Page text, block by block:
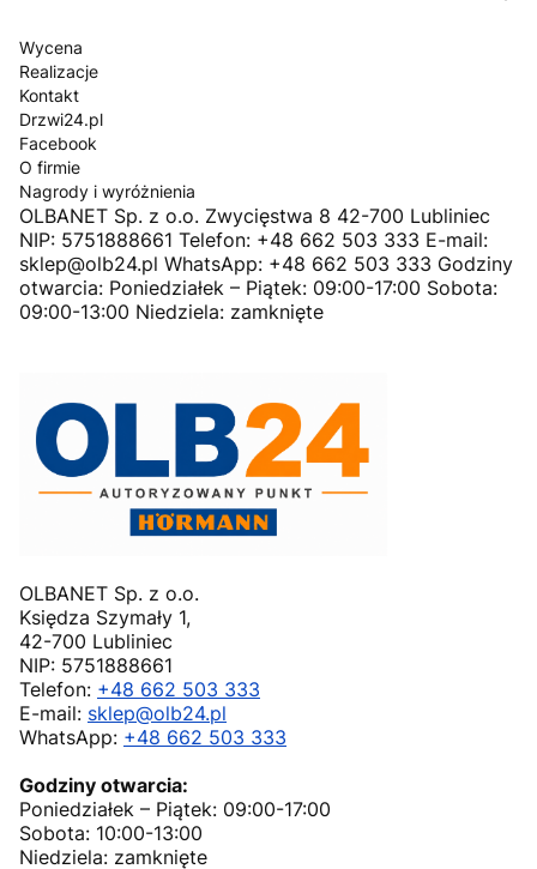
Wycena
Realizacje
Kontakt
Drzwi24.pl
Facebook
O firmie
Nagrody i wyróżnienia
OLBANET Sp. z o.o. Zwycięstwa 8 42-700 Lubliniec
NIP: 5751888661 Telefon: +48 662 503 333 E-mail:
sklep@olb24.pl WhatsApp: +48 662 503 333 Godziny
otwarcia: Poniedziałek – Piątek: 09:00-17:00 Sobota:
09:00-13:00 Niedziela: zamknięte
OLBANET Sp. z o.o.
Księdza Szymały 1,
42-700 Lubliniec
NIP: 5751888661
Telefon: +48 662 503 333
E-mail: sklep@olb24.pl
WhatsApp: +48 662 503 333
Godziny otwarcia:
Poniedziałek – Piątek: 09:00-17:00
Sobota: 10:00-13:00
Niedziela: zamknięte